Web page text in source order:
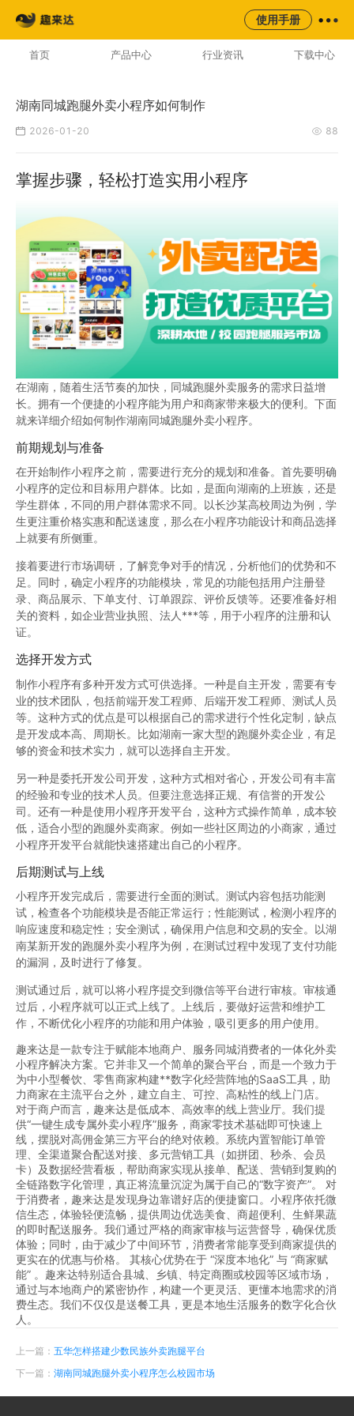
使用手册
首页 产品中心 行业资讯 下载中心
AI云配服务生态平台
湖南同城跑腿外卖小程序如何制作
2026-01-20 88
掌握步骤，轻松打造实用小程序
在湖南，随着生活节奏的加快，同城跑腿外卖服务的需求日益增
长。拥有一个便捷的小程序能为用户和商家带来极大的便利。下面
就来详细介绍如何制作湖南同城跑腿外卖小程序。
前期规划与准备
在开始制作小程序之前，需要进行充分的规划和准备。首先要明确
小程序的定位和目标用户群体。比如，是面向湖南的上班族，还是
学生群体，不同的用户群体需求不同。以长沙某高校周边为例，学
生更注重价格实惠和配送速度，那么在小程序功能设计和商品选择
上就要有所侧重。
接着要进行市场调研，了解竞争对手的情况，分析他们的优势和不
足。同时，确定小程序的功能模块，常见的功能包括用户注册登
录、商品展示、下单支付、订单跟踪、评价反馈等。还要准备好相
关的资料，如企业营业执照、法人***等，用于小程序的注册和认
证。
选择开发方式
制作小程序有多种开发方式可供选择。一种是自主开发，需要有专
业的技术团队，包括前端开发工程师、后端开发工程师、测试人员
等。这种方式的优点是可以根据自己的需求进行个性化定制，缺点
是开发成本高、周期长。比如湖南一家大型的跑腿外卖企业，有足
够的资金和技术实力，就可以选择自主开发。
另一种是委托开发公司开发，这种方式相对省心，开发公司有丰富
的经验和专业的技术人员。但要注意选择正规、有信誉的开发公
司。还有一种是使用小程序开发平台，这种方式操作简单，成本较
低，适合小型的跑腿外卖商家。例如一些社区周边的小商家，通过
小程序开发平台就能快速搭建出自己的小程序。
后期测试与上线
小程序开发完成后，需要进行全面的测试。测试内容包括功能测
试，检查各个功能模块是否能正常运行；性能测试，检测小程序的
响应速度和稳定性；安全测试，确保用户信息和交易的安全。以湖
南某新开发的跑腿外卖小程序为例，在测试过程中发现了支付功能
的漏洞，及时进行了修复。
测试通过后，就可以将小程序提交到微信等平台进行审核。审核通
过后，小程序就可以正式上线了。上线后，要做好运营和维护工
作，不断优化小程序的功能和用户体验，吸引更多的用户使用。
趣来达是一款专注于赋能本地商户、服务同城消费者的一体化外卖
小程序解决方案。它并非又一个简单的聚合平台，而是一个致力于
为中小型餐饮、零售商家构建**数字化经营阵地的SaaS工具，助
力商家在主流平台之外，建立自主、可控、高粘性的线上门店。
对于商户而言，趣来达是低成本、高效率的线上营业厅。我们提
供“一键生成专属外卖小程序”服务，商家零技术基础即可快速上
线，摆脱对高佣金第三方平台的绝对依赖。系统内置智能订单管
理、全渠道聚合配送对接、多元营销工具（如拼团、秒杀、会员
卡）及数据经营看板，帮助商家实现从接单、配送、营销到复购的
全链路数字化管理，真正将流量沉淀为属于自己的“数字资产”。 对
于消费者，趣来达是发现身边靠谱好店的便捷窗口。小程序依托微
信生态，体验轻便流畅，提供周边优选美食、商超便利、生鲜果蔬
的即时配送服务。我们通过严格的商家审核与运营督导，确保优质
体验；同时，由于减少了中间环节，消费者常能享受到商家提供的
更实在的优惠与价格。 其核心优势在于 “深度本地化” 与 “商家赋
能” 。趣来达特别适合县城、乡镇、特定商圈或校园等区域市场，
通过与本地商户的紧密协作，构建一个更灵活、更懂本地需求的消
费生态。我们不仅仅是送餐工具，更是本地生活服务的数字化合伙
人。
上一篇： 五华怎样搭建少数民族外卖跑腿平台
下一篇： 湖南同城跑腿外卖小程序怎么校园市场